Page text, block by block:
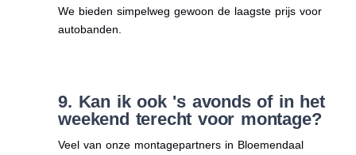
We bieden simpelweg gewoon de laagste prijs voor
autobanden.
9. Kan ik ook 's avonds of in het
weekend terecht voor montage?
Veel van onze montagepartners in Bloemendaal